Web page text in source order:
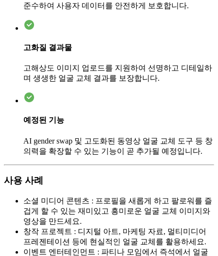
준수하여 사용자 데이터를 안전하게 보호합니다.
고화질 결과물
고해상도 이미지 업로드를 지원하여 선명하고 디테일하
며 생생한 얼굴 교체 결과를 보장합니다.
예정된 기능
AI gender swap 및 고도화된 동영상 얼굴 교체 도구 등 창
의력을 확장할 수 있는 기능이 곧 추가될 예정입니다.
사용 사례
소셜 미디어 콘텐츠 : 프로필을 새롭게 하고 팔로워를 즐
겁게 할 수 있는 재미있고 흥미로운 얼굴 교체 이미지와
영상을 만드세요.
창작 프로젝트 : 디지털 아트, 마케팅 자료, 멀티미디어
프레젠테이션 등에 현실적인 얼굴 교체를 활용하세요.
이벤트 엔터테인먼트 : 파티나 모임에서 즉석에서 얼굴